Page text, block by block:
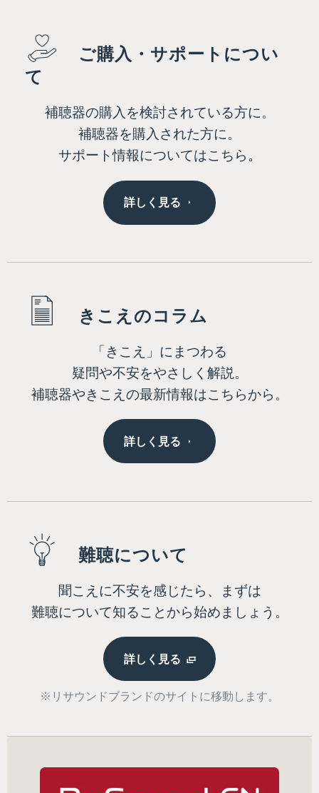
ご購入・サポートについ
て
補聴器の購入を検討されている方に。
補聴器を購入された方に。
サポート情報についてはこちら。
詳しく見る
きこえのコラム
「きこえ」にまつわる
疑問や不安をやさしく解説。
補聴器やきこえの最新情報はこちらから。
詳しく見る
難聴について
聞こえに不安を感じたら、まずは
難聴について知ることから始めましょう。
詳しく見る
※リサウンドブランドのサイトに移動します。